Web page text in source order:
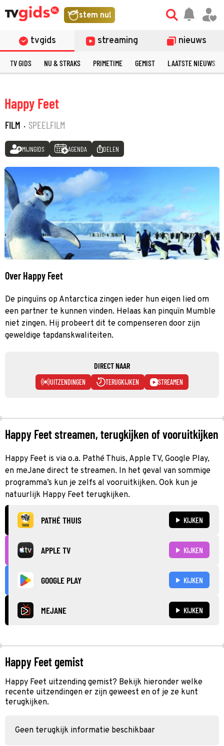
stem nu!
tvgids streaming nieuws
TV GIDS NU & STRAKS PRIMETIME GEMIST LAATSTE NIEUWS
Happy Feet
FILM · SPEELFILM
MIJNGIDS AGENDA DELEN
Over Happy Feet
De pinguïns op Antarctica zingen ieder hun eigen lied om
een partner te kunnen vinden. Helaas kan pinquïn Mumble
niet zingen. Hij probeert dit te compenseren door zijn
geweldige tapdanskwaliteiten.
DIRECT NAAR
UITZENDINGEN TERUGKIJKEN STREAMEN
Happy Feet streamen, terugkijken of vooruitkijken
Happy Feet is via o.a. Pathé Thuis, Apple TV, Google Play,
en meJane direct te streamen. In het geval van sommige
programma’s kun je zelfs al vooruitkijken. Ook kun je
natuurlijk Happy Feet terugkijken.
PATHÉ THUIS KIJKEN
APPLE TV KIJKEN
GOOGLE PLAY KIJKEN
MEJANE KIJKEN
Happy Feet gemist
Happy Feet uitzending gemist? Bekijk hieronder welke
recente uitzendingen er zijn geweest en of je ze kunt
terugkijken.
Geen terugkijk informatie beschikbaar